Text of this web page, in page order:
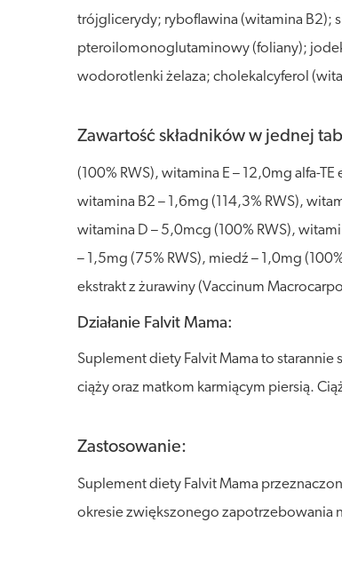
trójglicerydy; ryboflawina (witamina B2);
pteroilomonoglutaminowy (foliany);
wodorotlenki żelaza; cholekalcyferol
Zawartość składników w jednej
(100% RWS), witamina E – 12,0mg alfa-
witamina B2 – 1,6mg (114,3% RWS),
witamina D – 5,0mcg (100% RWS),
– 1,5mg (75% RWS), miedź – 1,0mg
ekstrakt z żurawiny (Vaccinum
Działanie Falvit Mama:
Suplement diety Falvit Mama to
ciąży oraz matkom karmiącym piersią.
Zastosowanie:
Suplement diety Falvit Mama
okresie zwiększonego zapotrzebowania